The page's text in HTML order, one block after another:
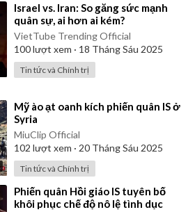
⁣Israel vs. Iran: So găng sức mạnh
quân sự, ai hơn ai kém?
VietTube Trending Official
100lượt xem · 18 Tháng Sáu 2025
Tin tức và Chính trị
⁣Mỹ ào ạt oanh kích phiến quân IS ở
Syria
MiuClip Official
102 lượt xem · 20 Tháng Sáu 2025
Tin tức và Chính trị
⁣Phiến quân Hồi giáo IS tuyên bố
khôi phục chế độ nô lệ tình dục